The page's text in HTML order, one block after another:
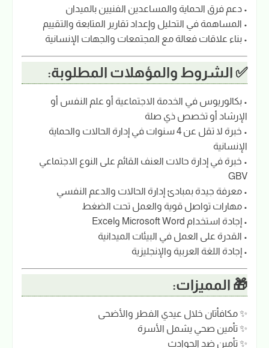
• دعم فرق الحماية والمساعدين الفنيين بالميدان
• المساهمة في التحليل وإعداد تقارير المتابعة والتقييم
• بناء علاقات فعالة مع المجتمعات والجهات الإنسانية
✅ الشروط والمؤهلات المطلوبة:
• بكالوريوس في الخدمة الاجتماعية أو علم النفس أو
الإرشاد أو تخصص ذي صلة
• خبرة لا تقل عن 4 سنوات في إدارة الحالات والحماية
الإنسانية
• خبرة في إدارة حالات العنف القائم على النوع الاجتماعي
GBV
• معرفة جيدة بمبادئ إدارة الحالات والدعم النفسي
• مهارات تواصل قوية والعمل تحت الضغط
• إجادة استخدام Microsoft Word وExcel
• القدرة على العمل في البيئات الميدانية
• إجادة اللغة العربية والإنجليزية
🎁 المميزات:
✨ مكافأتان خلال عيدي الفطر والأضحى
✨ تأمين صحي يشمل الأسرة
✨ تأمين ضد الحوادث